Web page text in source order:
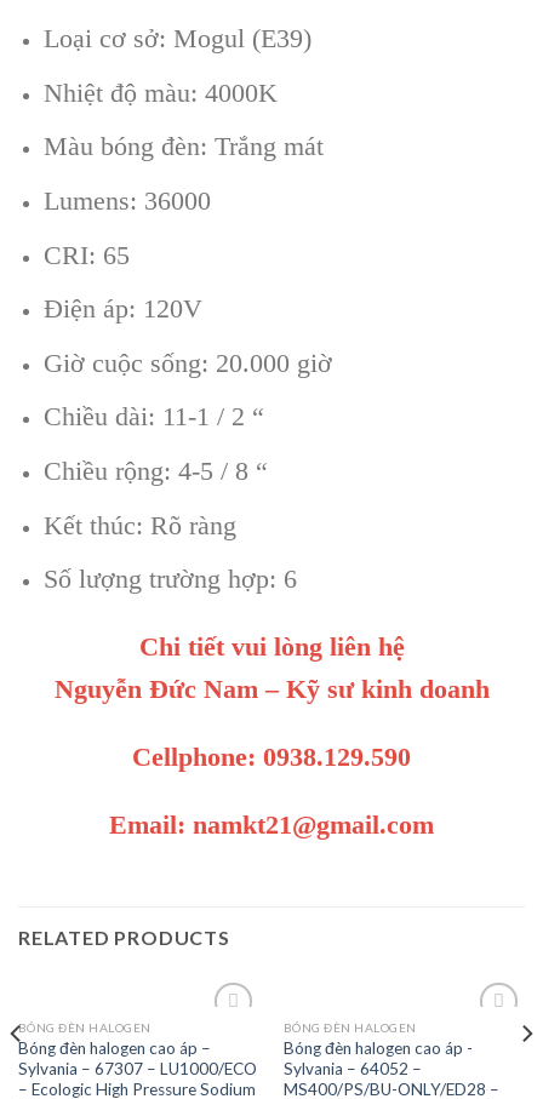
Loại cơ sở: Mogul (E39)
Nhiệt độ màu: 4000K
Màu bóng đèn: Trắng mát
Lumens: 36000
CRI: 65
Điện áp: 120V
Giờ cuộc sống: 20.000 giờ
Chiều dài: 11-1 / 2 “
Chiều rộng: 4-5 / 8 “
Kết thúc: Rõ ràng
Số lượng trường hợp: 6
Chi tiết vui lòng liên hệ
Nguyễn Đức Nam – Kỹ sư kinh doanh
Cellphone: 0938.129.590
Email: namkt21@gmail.com
RELATED PRODUCTS
Add to
BÓNG ĐÈN HALOGEN
Bóng đèn halogen cao áp –
Sylvania – 67307 – LU1000/ECO
– Ecologic High Pressure Sodium
Add to
BÓNG ĐÈN HALOGEN
Bóng đèn halogen cao áp -
Sylvania – 64052 –
MS400/PS/BU-ONLY/ED28 –